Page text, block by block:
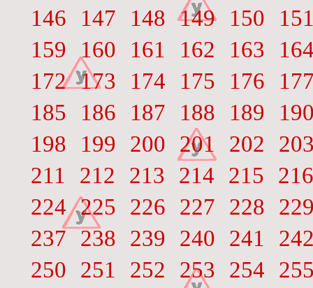
146
147 148 149 150
159
160 161 162 163
172 173 174 175 176
185
186 187 188 189
198
199 200 201 202
211
212 213 214 215
216
224 225 226 227 228
237
238 239 240 241
250
251 252 253 254